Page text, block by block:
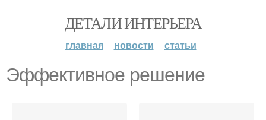
ДЕТАЛИ ИНТЕРЬЕРА
главная новости статьи
Эффективное решение